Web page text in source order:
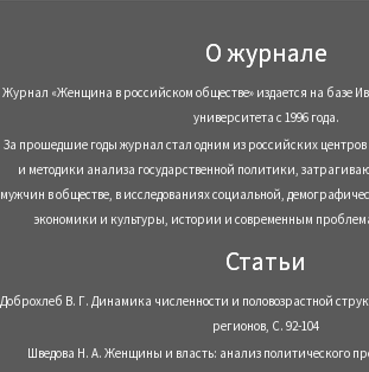
О журнале
Журнал «Женщина в российском обществе» издается на базе
университета с 1996 года.
За прошедшие годы журнал стал одним из российских центров
и методики анализа государственной политики,
мужчин в обществе, в исследованиях социальной,
экономики и культуры, истории и современным
Статьи
Доброхлеб В. Г. Динамика численности и половозрастной
регионов, С. 92-104
Шведова Н. А. Женщины и власть: анализ политического